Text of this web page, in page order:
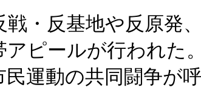
・反基地や反原発
アピールが行われた
運動の共同闘争が